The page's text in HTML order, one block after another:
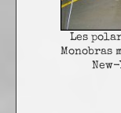
Les
Monobras